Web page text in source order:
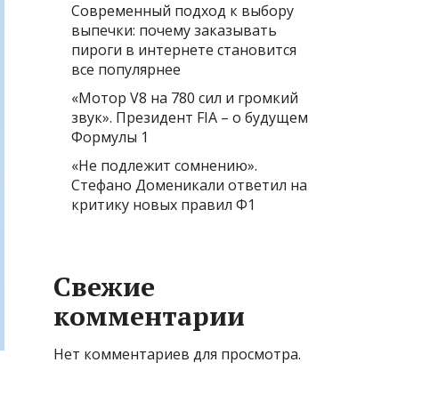
Современный подход к выбору
выпечки: почему заказывать
пироги в интернете становится
все популярнее
«Мотор V8 на 780 сил и громкий
звук». Президент FIA – о будущем
Формулы 1
«Не подлежит сомнению».
Стефано Доменикали ответил на
критику новых правил Ф1
Свежие
комментарии
Нет комментариев для просмотра.